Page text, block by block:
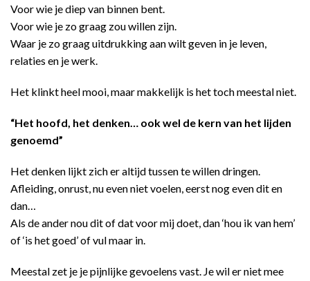
Voor wie je diep van binnen bent.
Voor wie je zo graag zou willen zijn.
Waar je zo graag uitdrukking aan wilt geven in je leven,
relaties en je werk.
Het klinkt heel mooi, maar makkelijk is het toch meestal niet.
“Het hoofd, het denken… ook wel de kern van het lijden
genoemd”
Het denken lijkt zich er altijd tussen te willen dringen.
Afleiding, onrust, nu even niet voelen, eerst nog even dit en
dan…
Als de ander nou dit of dat voor mij doet, dan ‘hou ik van hem’
of ‘is het goed’ of vul maar in.
Meestal zet je je pijnlijke gevoelens vast. Je wil er niet mee